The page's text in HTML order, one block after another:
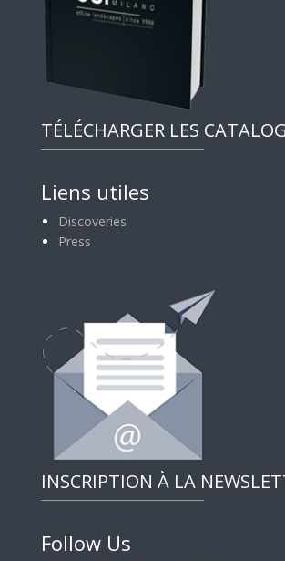
TÉLÉCHARGER LES
Liens utiles
Discoveries
Press
INSCRIPTION À LA
Follow Us